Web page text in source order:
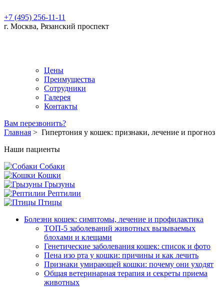
+7 (495) 256-11-11
г. Москва, Рязанский проспект
Цены
Преимущества
Сотрудники
Галерея
Контакты
Вам перезвонить?
Главная > Гипертония у кошек: признаки, лечение и прогноз
Наши пациенты
Собаки
Кошки
Грызуны
Рептилии
Птицы
Болезни кошек: симптомы, лечение и профилактика
ТОП-5 заболеваний животных вызываемых
блохами и клещами
Генетические заболевания кошек: список и фото
Пена изо рта у кошки: причины и как лечить
Признаки умирающей кошки: почему они уходят
Общая ветеринарная терапия и секреты приема
животных